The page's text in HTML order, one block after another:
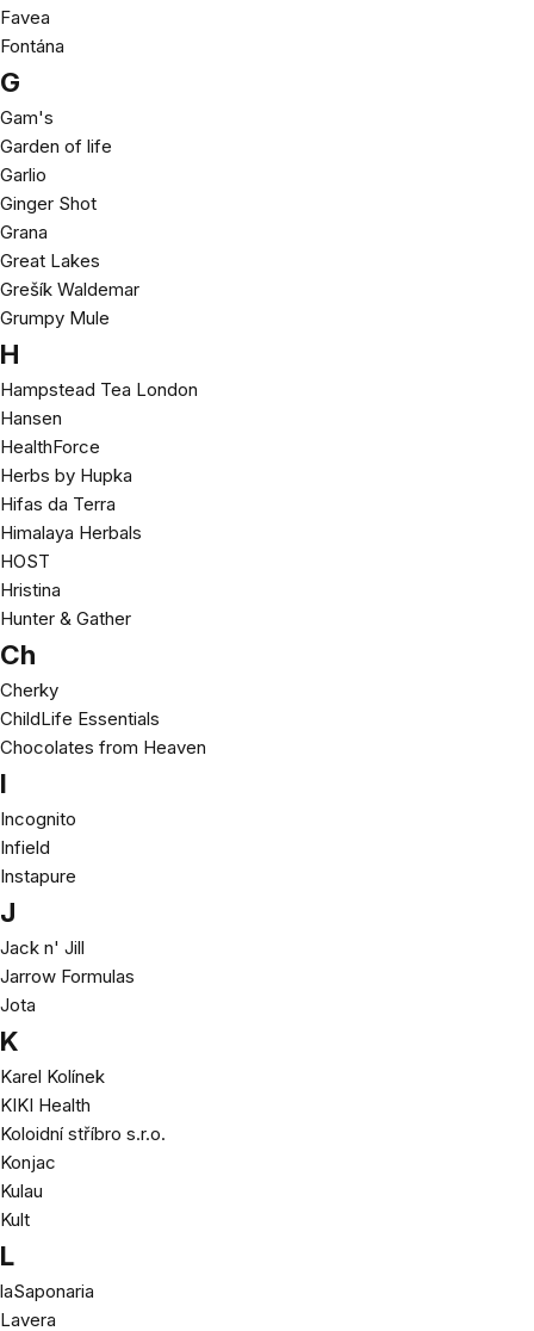
Favea
Fontána
G
Gam's
Garden of life
Garlio
Ginger Shot
Grana
Great Lakes
Grešík Waldemar
Grumpy Mule
H
Hampstead Tea London
Hansen
HealthForce
Herbs by Hupka
Hifas da Terra
Himalaya Herbals
HOST
Hristina
Hunter & Gather
Ch
Cherky
ChildLife Essentials
Chocolates from Heaven
I
Incognito
Infield
Instapure
J
Jack n' Jill
Jarrow Formulas
Jota
K
Karel Kolínek
KIKI Health
Koloidní stříbro s.r.o.
Konjac
Kulau
Kult
L
laSaponaria
Lavera